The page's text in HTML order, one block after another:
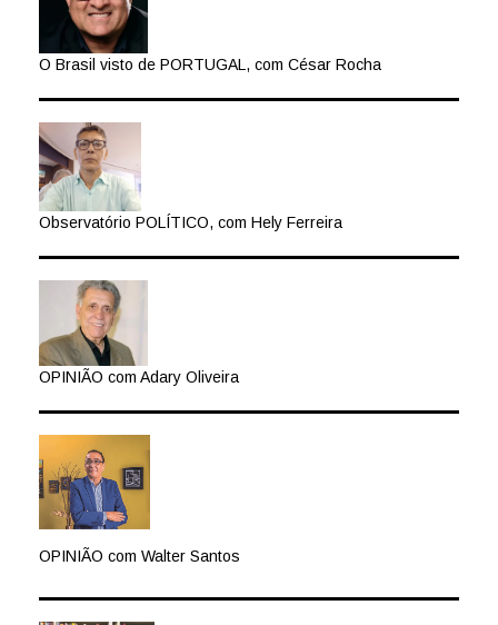
O Brasil visto de PORTUGAL, com César Rocha
Observatório POLÍTICO, com Hely Ferreira
OPINIÃO com Adary Oliveira
OPINIÃO com Walter Santos